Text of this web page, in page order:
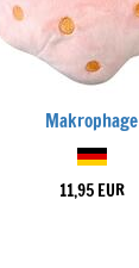
Makrophage
11,95 EUR